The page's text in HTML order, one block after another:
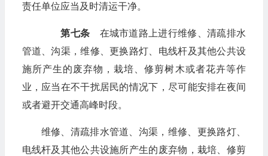
责任单位应当及时清运干净。
第七条 在城市道路上进行维修、清疏排水
管道、沟渠，维修、更换路灯、电线杆及其他公共设
施所产生的废弃物，栽培、修剪树木或者花卉等作
业，应当在不干扰居民的情况下，尽可能安排在夜间
或者避开交通高峰时段。
维修、清疏排水管道、沟渠，维修、更换路灯、
电线杆及其他公共设施所产生的废弃物，栽培、修剪